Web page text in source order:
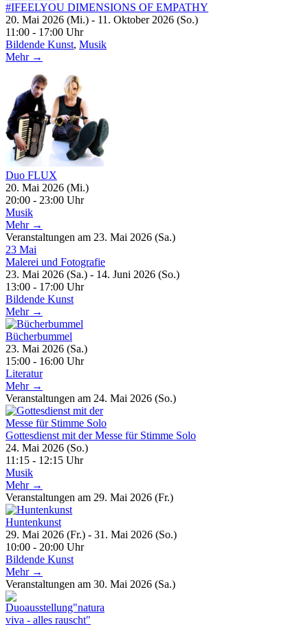
#IFEELYOU DIMENSIONS OF EMPATHY
20. Mai 2026 (Mi.) - 11. Oktober 2026 (So.)
11:00 - 17:00 Uhr
Bildende Kunst, Musik
Mehr →
Duo FLUX
20. Mai 2026 (Mi.)
20:00 - 23:00 Uhr
Musik
Mehr →
Veranstaltungen am 23. Mai 2026 (Sa.)
23 Mai
Malerei und Fotografie
23. Mai 2026 (Sa.) - 14. Juni 2026 (So.)
13:00 - 17:00 Uhr
Bildende Kunst
Mehr →
Bücherbummel
23. Mai 2026 (Sa.)
15:00 - 16:00 Uhr
Literatur
Mehr →
Veranstaltungen am 24. Mai 2026 (So.)
Gottesdienst mit der Messe für Stimme Solo
24. Mai 2026 (So.)
11:15 - 12:15 Uhr
Musik
Mehr →
Veranstaltungen am 29. Mai 2026 (Fr.)
Huntenkunst
29. Mai 2026 (Fr.) - 31. Mai 2026 (So.)
10:00 - 20:00 Uhr
Bildende Kunst
Mehr →
Veranstaltungen am 30. Mai 2026 (Sa.)